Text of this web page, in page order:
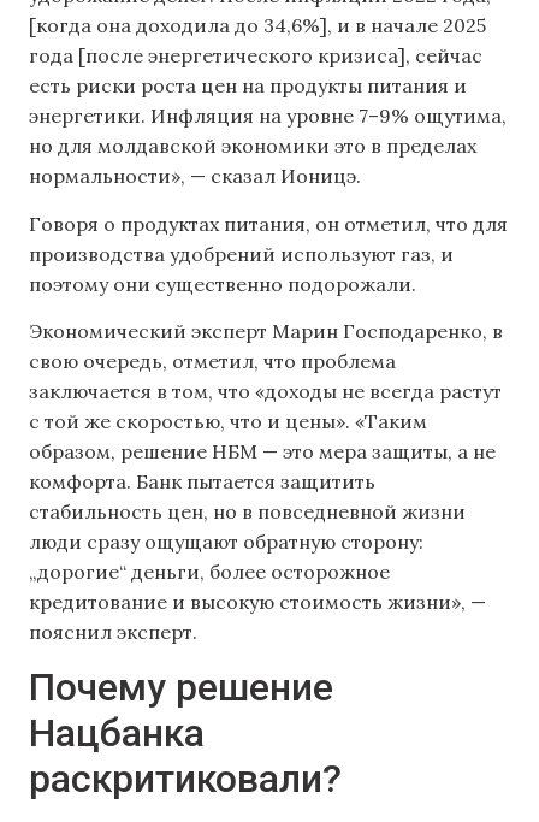
[когда она доходила до 34,6%], и в начале 2025
года [после энергетического кризиса], сейчас
есть риски роста цен на продукты питания и
энергетики. Инфляция на уровне 7–9% ощутима,
но для молдавской экономики это в пределах
нормальности», — сказал Ионицэ.
Говоря о продуктах питания, он отметил, что для
производства удобрений используют газ, и
поэтому они существенно подорожали.
Экономический эксперт Марин Господаренко, в
свою очередь, отметил, что проблема
заключается в том, что «доходы не всегда растут
с той же скоростью, что и цены». «Таким
образом, решение НБМ — это мера защиты, а не
комфорта. Банк пытается защитить
стабильность цен, но в повседневной жизни
люди сразу ощущают обратную сторону:
„дорогие“ деньги, более осторожное
кредитование и высокую стоимость жизни», —
пояснил эксперт.
Почему решение
Нацбанка
раскритиковали?